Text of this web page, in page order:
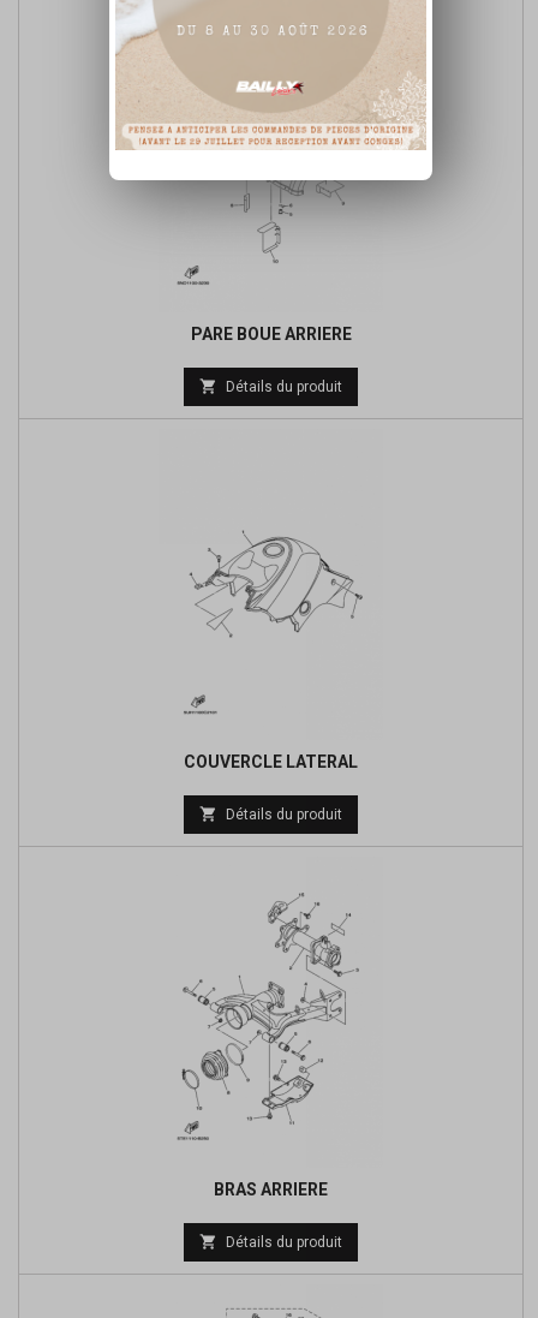
PARE BOUE ARRIERE
 Détails du produit
COUVERCLE LATERAL
 Détails du produit
BRAS ARRIERE
 Détails du produit